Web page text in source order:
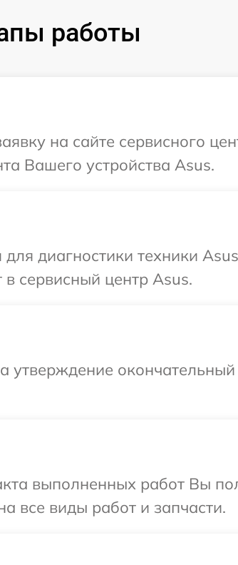
работы
на сайте сервисного
Вашего устройства Asus.
диагностики техники
сервисный центр Asus.
выполненных работ Вы
все виды работ и запчасти.